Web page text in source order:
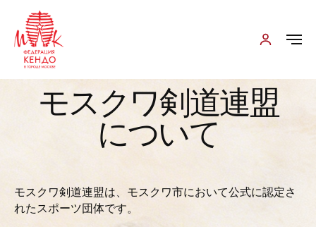
モスクワ剣道連盟
について
モスクワ剣道連盟は、モスクワ市において公式に認定さ
れたスポーツ団体です。